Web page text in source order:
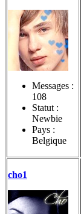
Messages :
108
Statut :
Newbie
Pays :
Belgique
cho1